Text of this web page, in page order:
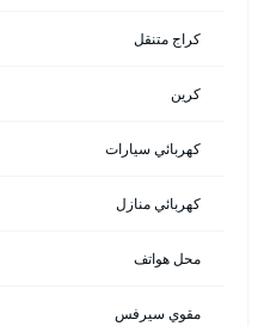
كراج متنقل
كرين
كهربائي سيارات
كهربائي منازل
محل هواتف
مقوي سيرفس